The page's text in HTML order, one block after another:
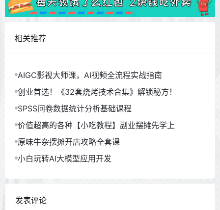
相关推荐
AIGC影视大师课，AI视频全流程实战指南
创业首选！《32套烧烤技术合集》解锁秘方！
SPSS问卷数据统计分析基础课程
价值超高的各种【小吃教程】副业摆摊先学上
原味牛杂摆摊开店攻略全套课
小白玩转AI大模型应用开发
发表评论